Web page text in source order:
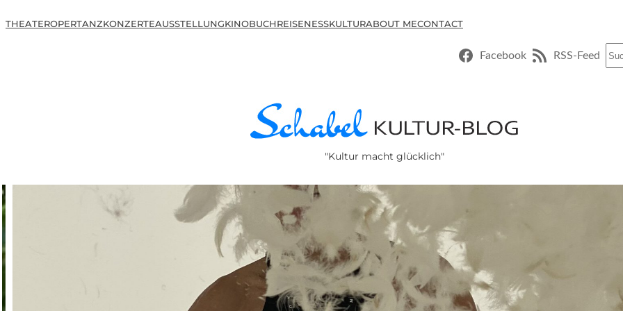
THEATEROPERTANZKONZERTEAUSSTELLUNGKINOBUCHREISENESSKULTURABOUT MECONTACT
Facebook RSS-Feed
"Kultur macht glücklich"